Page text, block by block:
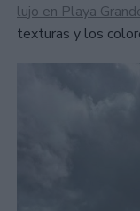
lujo en Playa
texturas y los